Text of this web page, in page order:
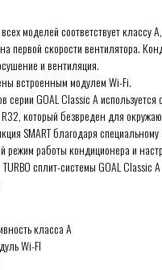
моделей соответствует классу
первой скорости вентилятора.
и вентиляция.
встроенным модулем Wi-Fi.
серии GOAL Classic A
который безвреден для
SMART благодаря
режим работы кондиционера и
сплит-системы GOAL Classic
класса А
Wi-FI